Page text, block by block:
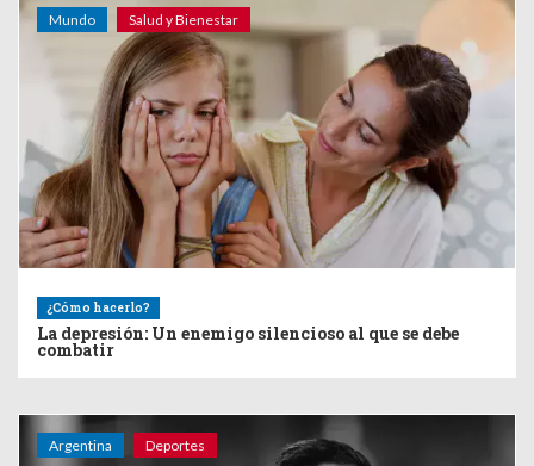
Mundo Salud y Bienestar
¿Cómo hacerlo?
La depresión: Un enemigo silencioso al que se debe
combatir
Argentina Deportes